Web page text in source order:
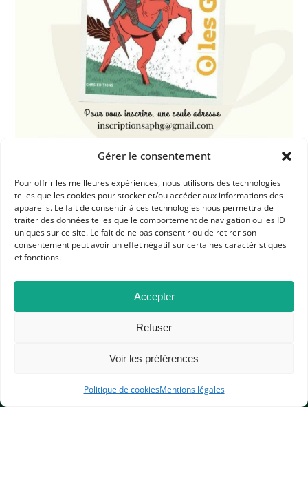
Gérer le consentement
Pour offrir les meilleures expériences, nous utilisons des technologies
telles que les cookies pour stocker et/ou accéder aux informations des
appareils. Le fait de consentir à ces technologies nous permettra de
traiter des données telles que le comportement de navigation ou les ID
uniques sur ce site. Le fait de ne pas consentir ou de retirer son
consentement peut avoir un effet négatif sur certaines caractéristiques
et fonctions.
Accepter
Refuser
Voir les préférences
Politique de cookiesMentions légales
Dans les catégories
RESSOURCES
ARCHÉOLOGIE
CAFÉS VIRTUELS
RESSOURCES APHG POUR LES ADHÉRENTS